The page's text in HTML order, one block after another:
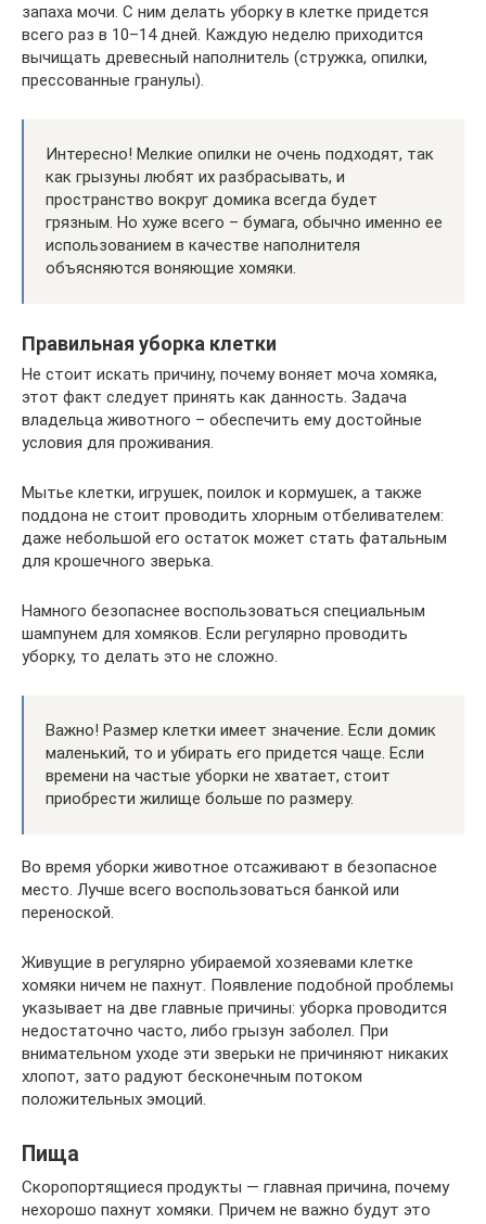
запаха мочи. С ним делать уборку в клетке придется
всего раз в 10–14 дней. Каждую неделю приходится
вычищать древесный наполнитель (стружка, опилки,
прессованные гранулы).
Интересно! Мелкие опилки не очень подходят, так
как грызуны любят их разбрасывать, и
пространство вокруг домика всегда будет
грязным. Но хуже всего – бумага, обычно именно ее
использованием в качестве наполнителя
объясняются воняющие хомяки.
Правильная уборка клетки
Не стоит искать причину, почему воняет моча хомяка,
этот факт следует принять как данность. Задача
владельца животного – обеспечить ему достойные
условия для проживания.
Мытье клетки, игрушек, поилок и кормушек, а также
поддона не стоит проводить хлорным отбеливателем:
даже небольшой его остаток может стать фатальным
для крошечного зверька.
Намного безопаснее воспользоваться специальным
шампунем для хомяков. Если регулярно проводить
уборку, то делать это не сложно.
Важно! Размер клетки имеет значение. Если домик
маленький, то и убирать его придется чаще. Если
времени на частые уборки не хватает, стоит
приобрести жилище больше по размеру.
Во время уборки животное отсаживают в безопасное
место. Лучше всего воспользоваться банкой или
переноской.
Живущие в регулярно убираемой хозяевами клетке
хомяки ничем не пахнут. Появление подобной проблемы
указывает на две главные причины: уборка проводится
недостаточно часто, либо грызун заболел. При
внимательном уходе эти зверьки не причиняют никаких
хлопот, зато радуют бесконечным потоком
положительных эмоций.
Пища
Скоропортящиеся продукты — главная причина, почему
нехорошо пахнут хомяки. Причем не важно будут это